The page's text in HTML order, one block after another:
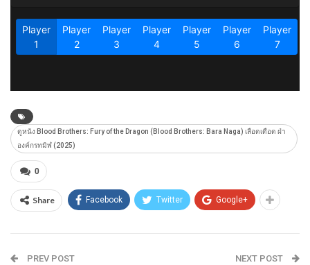
ดูหนัง Blood Brothers: Fury of the Dragon (Blood Brothers: Bara Naga) เลือดเดือด ฝ่า
องค์กรทมิฬ (2025)
0
Share Facebook Twitter Google+
PREV POST NEXT POST